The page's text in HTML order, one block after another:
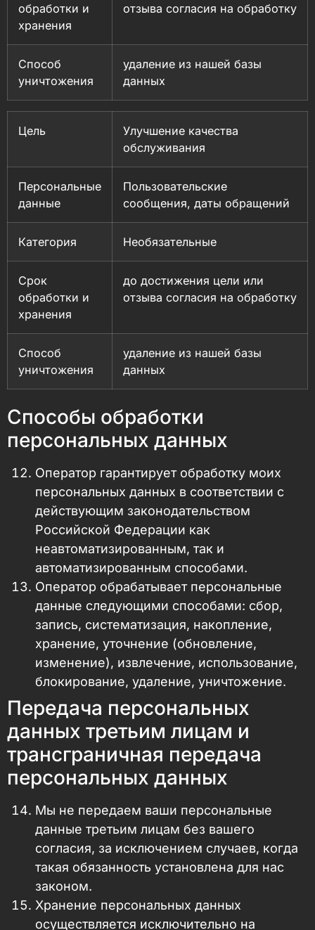
обработки и
хранения
отзыва согласия на обработку
Способ
уничтожения
удаление из нашей базы
данных
Цель
Улучшение качества
обслуживания
Персональные
данные
Пользовательские
сообщения, даты обращений
Категория Необязательные
Срок
обработки и
хранения
до достижения цели или
отзыва согласия на обработку
Способ
уничтожения
удаление из нашей базы
данных
Способы обработки
персональных данных
Оператор гарантирует обработку моих
персональных данных в соответствии с
действующим законодательством
Российской Федерации как
неавтоматизированным, так и
автоматизированным способами.
Оператор обрабатывает персональные
данные следующими способами: сбор,
запись, систематизация, накопление,
хранение, уточнение (обновление,
изменение), извлечение, использование,
блокирование, удаление, уничтожение.
Передача персональных
данных третьим лицам и
трансграничная передача
персональных данных
Мы не передаем ваши персональные
данные третьим лицам без вашего
согласия, за исключением случаев, когда
такая обязанность установлена для нас
законом.
Хранение персональных данных
осуществляется исключительно на